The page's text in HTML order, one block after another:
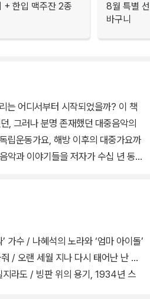
+ 한입 맥주잔 2종
8월 특별
바구니
는 어디서부터 시작되었을까? 이 책
, 그러나 분명 존재했던 대중음악의
립운동가요, 해방 이후의 대중가요까
악과 이야기들을 저자가 수십 년 동안
악을 비추는 창이 되어 독자를 그 시
따뜻한 시선이 더해진 이 이야기들
삶과도 연결되어 있으며, 단순한 정
사'가 된다. 무엇보다 특별한 점은,
음원을 QR 코드로 직접 들어볼 수
가수 / 나혜석의 노라와 ‘엄마 아이돌’
/ 오랜 세월 지나 다시 태어난 난 너
지라도 / 빙판 위의 용기, 1934년 스